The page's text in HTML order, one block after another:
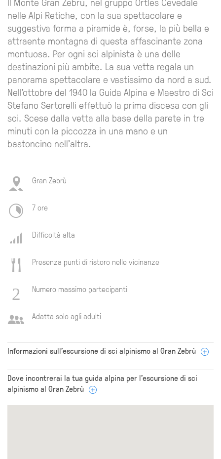
nelle Alpi Retiche, con la sua spettacolare e
suggestiva forma a piramide è, forse, la più bella e
attraente montagna di questa affascinante zona
montuosa. Per ogni sci alpinista è una delle
destinazioni più ambite. La sua vetta regala un
panorama spettacolare e vastissimo da nord a sud.
Nell’ottobre del 1940 la Guida Alpina e Maestro di Sci
Stefano Sertorelli effettuò la prima discesa con gli
sci. Scese dalla vetta alla base della parete in tre
minuti con la piccozza in una mano e un
bastoncino nell’altra.
Gran Zebrù
7 ore
Difficoltà alta
Presenza punti di ristoro nelle vicinanze
Numero massimo partecipanti
Adatta solo agli adulti
Informazioni sull'escursione di sci alpinismo al Gran Zebrù
Dove incontrerai la tua guida alpina per l'escursione di sci
alpinismo al Gran Zebrù